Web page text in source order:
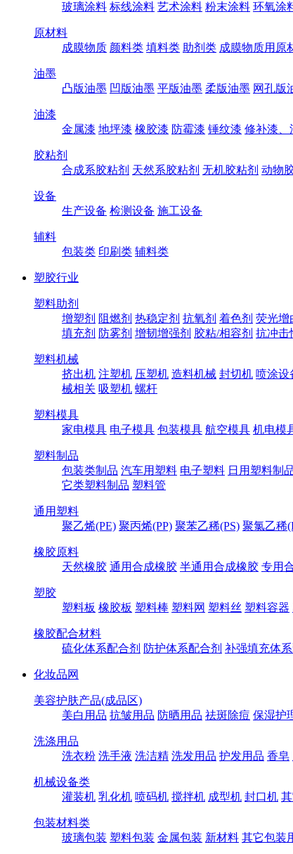
玻璃涂料 标线涂料 艺术涂料 粉末涂料 环氧涂
原材料
成膜物质 颜料类 填料类 助剂类 成膜物质用原
油墨
凸版油墨 凹版油墨 平版油墨 柔版油墨 网孔版
油漆
金属漆 地坪漆 橡胶漆 防霉漆 锤纹漆 修补漆、
胶粘剂
合成系胶粘剂 天然系胶粘剂 无机胶粘剂 动物
设备
生产设备 检测设备 施工设备
辅料
包装类 印刷类 辅料类
塑胶行业
塑料助剂
增塑剂 阻燃剂 热稳定剂 抗氧剂 着色剂 荧光增
填充剂 防雾剂 增韧增强剂 胶粘/相容剂 抗冲击
塑料机械
挤出机 注塑机 压塑机 造料机械 封切机 喷涂设
械相关 吸塑机 螺杆
塑料模具
家电模具 电子模具 包装模具 航空模具 机电模
塑料制品
包装类制品 汽车用塑料 电子塑料 日用塑料制
它类塑料制品 塑料管
通用塑料
聚乙烯(PE) 聚丙烯(PP) 聚苯乙稀(PS) 聚氯乙稀
橡胶原料
天然橡胶 通用合成橡胶 半通用合成橡胶 专用
塑胶
塑料板 橡胶板 塑料棒 塑料网 塑料丝 塑料容器
橡胶配合材料
硫化体系配合剂 防护体系配合剂 补强填充体系
化妆品网
美容护肤产品(成品区)
美白用品 抗皱用品 防晒用品 祛斑除痘 保湿护
洗涤用品
洗衣粉 洗手液 洗洁精 洗发用品 护发用品 香皂
机械设备类
灌装机 乳化机 喷码机 搅拌机 成型机 封口机
包装材料类
玻璃包装 塑料包装 金属包装 新材料 其它包装